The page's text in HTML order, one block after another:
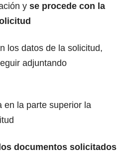
y se procede con la
los datos de la solicitud,
adjuntando
en la parte superior la
documentos solicitados